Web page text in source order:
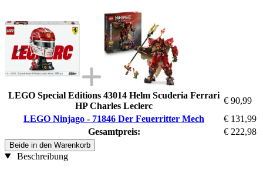
LEGO Special Editions 43014 Helm Scuderia Ferrari
HP Charles Leclerc
€ 90,99
LEGO Ninjago - 71846 Der Feuerritter Mech
€ 131,99
Gesamtpreis:
€ 222,98
Beide in den Warenkorb
Beschreibung